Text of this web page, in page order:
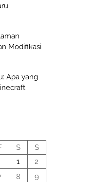
Modifikasi
Apa yang
S
S
1
2
8
9